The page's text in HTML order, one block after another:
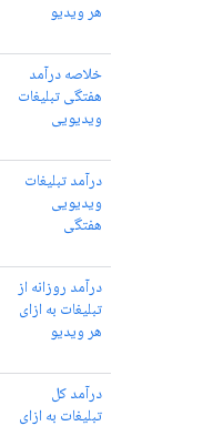
هر ویدیو
خلاصه درآمد
هفتگی تبلیغات
ویدیویی
درآمد تبلیغات
ویدیویی
هفتگی
درآمد روزانه از
تبلیغات به ازای
هر ویدیو
درآمد کل
تبلیغات به ازای